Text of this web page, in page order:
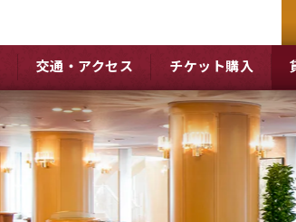
交通・アクセス チケット購入